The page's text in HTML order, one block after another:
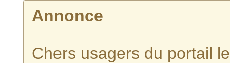
Annonce
Chers usagers du portail